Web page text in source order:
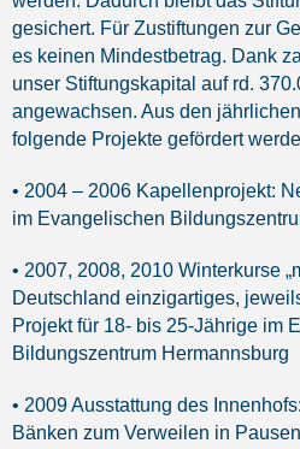
gesichert. Für Zustiftungen zur
es keinen Mindestbetrag. Dank
unser Stiftungskapital auf rd.
angewachsen. Aus den
folgende Projekte gefördert
• 2004 – 2006 Kapellenprojekt:
im Evangelischen
• 2007, 2008, 2010 Winterkurse
Deutschland einzigartiges,
Projekt für 18- bis 25-Jährige im
Bildungszentrum Hermannsburg
• 2009 Ausstattung des
Bänken zum Verweilen in